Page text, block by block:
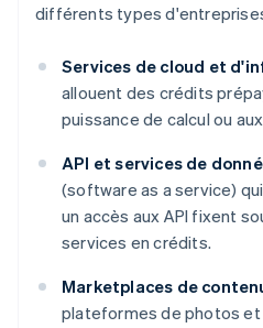
différents types
Services de cloud et
allouent des crédits
puissance de calcul ou
API et services de
(software as a service)
un accès aux API fixent
services en crédits.
Marketplaces de
plateformes de photos et